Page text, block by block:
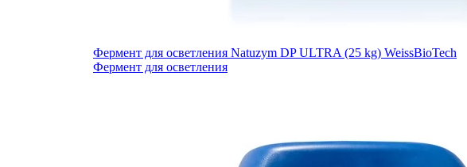
Фермент для осветления Natuzym DP ULTRA (25 kg) WeissBioTech
Фермент для осветления